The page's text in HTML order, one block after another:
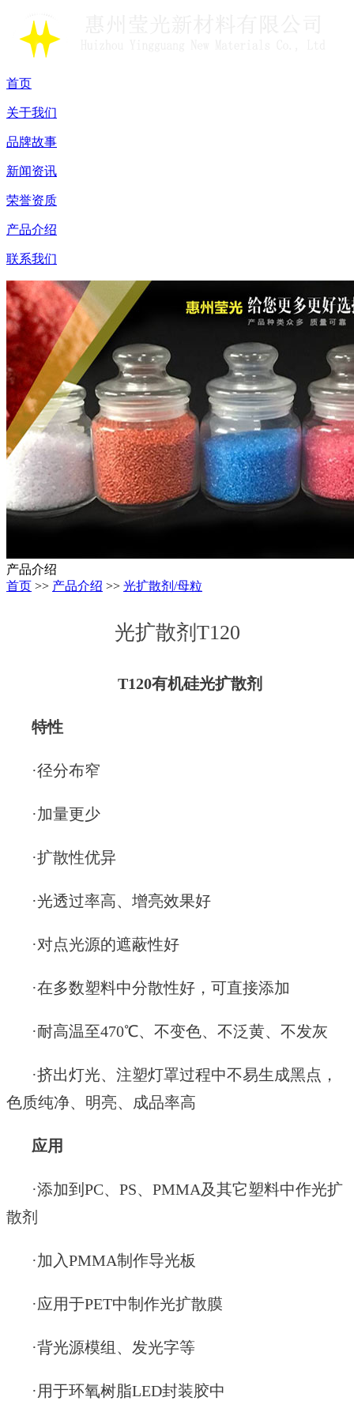
首页
关于我们
品牌故事
新闻资讯
荣誉资质
产品介绍
联系我们
产品介绍
首页 >> 产品介绍 >> 光扩散剂/母粒
光扩散剂T120
T120有机硅光扩散剂
特性
·径分布窄
·加量更少
·扩散性优异
·光透过率高、增亮效果好
·对点光源的遮蔽性好
·在多数塑料中分散性好，可直接添加
·耐高温至470℃、不变色、不泛黄、不发灰
·挤出灯光、注塑灯罩过程中不易生成黑点，
色质纯净、明亮、成品率高
应用
·添加到 PC、PS、PMMA及其它塑料中作光扩
散剂
·加入PMMA制作导光板
·应用于PET中制作光扩散膜
·背光源模组、发光字等
·用于环氧树脂LED封装胶中